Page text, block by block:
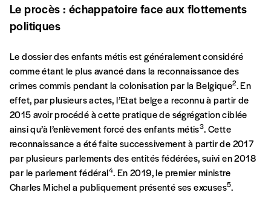
Créer un compte
indicatif. De cette manière, vous soutenez le travail de
l’équipe de rédaction selon vos moyens et vos
En pratique
Vous vous abonnez pour l’année civile en cours ou
vous commandez au numéro.
Vous indiquez si vous souhaitez recevoir la revue en
format papier ou numérique.
Vous renseignez vos coordonnées.
Vous versez le montant de votre choix sur le
compteIBAN BE34 0010 7305 2190avec en
communication le numéro de la commande
Le procès : échappatoire faceaux flottements
politiques
Le dossier des enfants métis est généralement considéré
comme étant le plus avancé dans la reconnaissance des
crimes commis pendant la colonisation par la Belgique2. En
effet, par plusieurs actes, l’Etat belge a reconnu à partir de
2015 avoir procédé à cette pratique de ségrégation ciblée
ainsi qu’à l’enlèvement forcé des enfants métis3. Cette
reconnaissance a été faite successivement à partir de 2017
par plusieurs parlements des entités fédérées, suivi en 2018
par le parlement fédéral4. En 2019, le premier ministre
Charles Michel a publiquement présenté ses excuses5.